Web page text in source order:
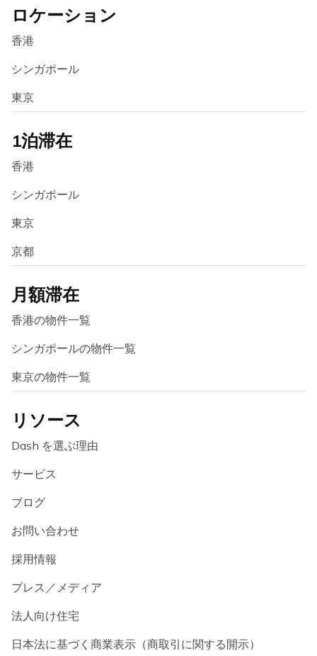
ロケーション
香港
シンガポール
東京
1泊滞在
香港
シンガポール
東京
京都
月額滞在
香港の物件一覧
シンガポールの物件一覧
東京の物件一覧
リソース
Dash を選ぶ理由
サービス
ブログ
お問い合わせ
採用情報
プレス／メディア
法人向け住宅
日本法に基づく商業表示（商取引に関する開示）